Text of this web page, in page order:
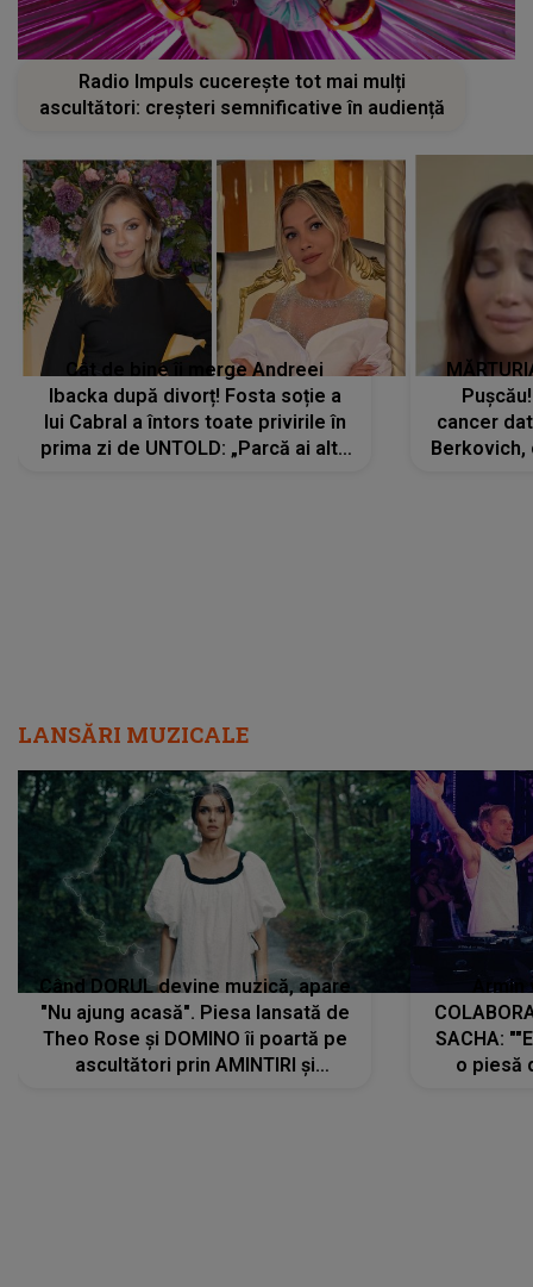
Radio Impuls cucerește tot mai mulți
ascultători: creșteri semnificative în audiență
Cât de bine îi merge Andreei
Ibacka după divorț! Fosta soție a
lui Cabral a întors toate privirile în
prima zi de UNTOLD: „Parcă ai altă
cancer
Berkovich,
LANSĂRI MUZICALE
Când DORUL devine muzică, apare
"Nu ajung acasă". Piesa lansată de
Theo Rose și DOMINO îi poartă pe
ascultători prin AMINTIRI și
SACHA:
o piesă